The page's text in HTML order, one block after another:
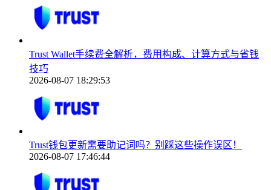
Trust Wallet手续费全解析，费用构成、计算方式与省钱
技巧
2026-08-07 18:29:53
Trust钱包更新需要助记词吗？别踩这些操作误区！
2026-08-07 17:46:44